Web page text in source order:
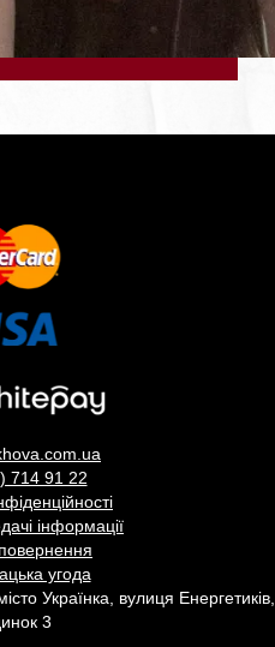
714 91 22
інформації
угода
Українка, вулиця Енергетиків,
3